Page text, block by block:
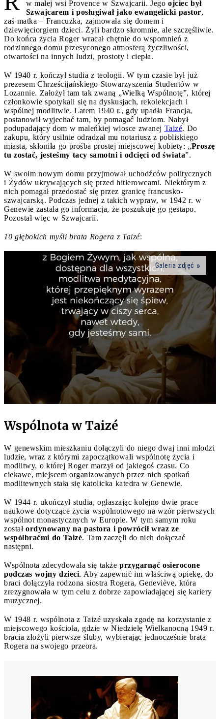
w małej wsi Provence w Szwajcarii. Jego ojciec był
Szwajcarem i posługiwał jako ewangelicki pastor,
zaś matka – Francuzka, zajmowała się domem i
dziewięciorgiem dzieci. Żyli bardzo skromnie, ale szczęśliwie.
Do końca życia Roger wracał chętnie do wspomnień z
rodzinnego domu przesyconego atmosferą życzliwości,
otwartości na innych ludzi, prostoty i ciepła.
W 1940 r. kończył studia z teologii. W tym czasie był już
prezesem Chrześcijańskiego Stowarzyszenia Studentów w
Lozannie. Założył tam tak zwaną „Wielką Wspólnotę”, której
członkowie spotykali się na dyskusjach, rekolekcjach i
wspólnej modlitwie. Latem 1940 r., gdy upadła Francja,
postanowił wyjechać tam, by pomagać ludziom. Nabył
podupadający dom w maleńkiej wiosce zwanej Taizé. Do
zakupu, który usilnie odradzał mu notariusz z pobliskiego
miasta, skłoniła go prośba prostej miejscowej kobiety: „Proszę
tu zostać, jesteśmy tacy samotni i odcięci od świata”.
W swoim nowym domu przyjmował uchodźców politycznych
i Żydów ukrywających się przed hitlerowcami. Niektórym z
nich pomagał przedostać się przez granicę francusko-
szwajcarską. Podczas jednej z takich wypraw, w 1942 r. w
Genewie zastała go informacja, że poszukuje go gestapo.
Pozostał więc w Szwajcarii.
10 głębokich myśli brata Rogera z Taizé:
Galeria zdjęć
Wspólnota w Taizé
W genewskim mieszkaniu dołączyli do niego dwaj inni młodzi
ludzie, wraz z którymi zapoczątkowali wspólnotę życia i
modlitwy, o której Roger marzył od jakiegoś czasu. Co
ciekawe, miejscem organizowanych przez nich spotkań
modlitewnych stała się katolicka katedra w Genewie.
W 1944 r. ukończył studia, ogłaszając kolejno dwie prace
naukowe dotyczące życia wspólnotowego na wzór pierwszych
wspólnot monastycznych w Europie. W tym samym roku
został ordynowany na pastora i powrócił wraz ze
współbraćmi do Taizé. Tam zaczęli do nich dołączać
następni.
Wspólnota zdecydowała się także przygarnąć osierocone
podczas wojny dzieci. Aby zapewnić im właściwą opiekę, do
braci dołączyła rodzona siostra Rogera, Geneviève, która
zrezygnowała w tym celu z dobrze zapowiadającej się kariery
muzycznej.
W 1948 r. wspólnota z Taizé uzyskała zgodę na korzystanie z
miejscowego kościoła, gdzie w Niedzielę Wielkanocną 1949 r.
bracia złożyli pierwsze śluby, wybierając jednocześnie brata
Rogera na swojego przeora.